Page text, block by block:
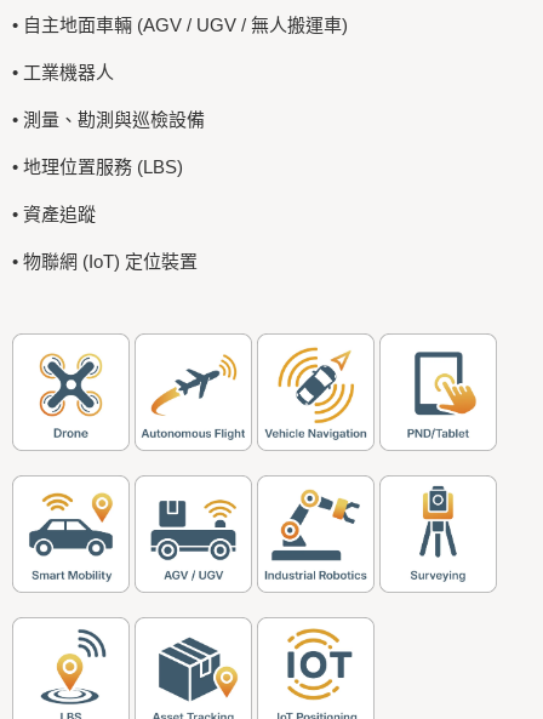
• 自主地面車輛 (AGV / UGV / 無人搬運車)
• 工業機器人
• 測量、勘測與巡檢設備
• 地理位置服務 (LBS)
• 資產追蹤
• 物聯網 (IoT) 定位裝置